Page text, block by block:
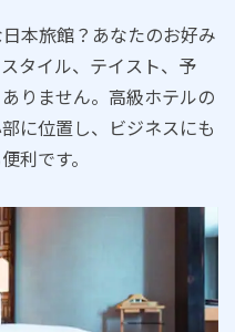
本旅館？あなたのお好み
タイル、テイスト、予
りません。高級ホテルの
に位置し、ビジネスにも
利です。